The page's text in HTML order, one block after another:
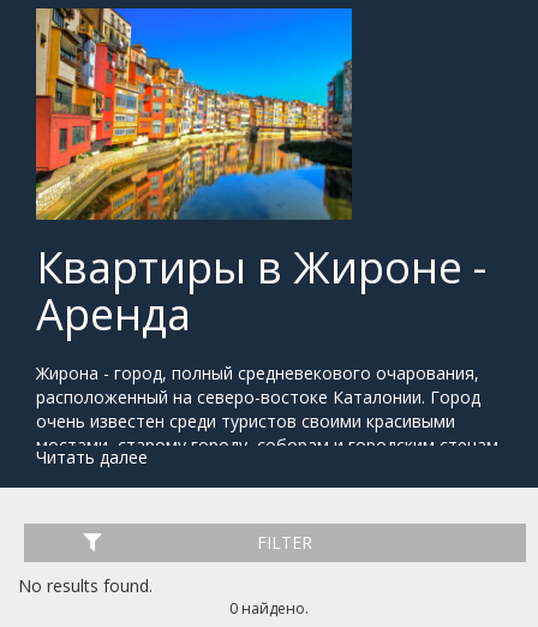
Квартиры в Жироне -
Аренда
Жирона - город, полный средневекового очарования,
расположенный на северо-востоке Каталонии. Город
очень известен среди туристов своими красивыми
мостами, старому городу, соборам и городским стенам.
Старый город расположен на западной стороне реки и
более современная часть на стороне востока. В
хорошо связан с поездами и имеет свой собственный
аэропорт.который связан со многими европейскими
городами. Если вы находитесь в Жироне,то Барселона
находится всего в часе езды на поезде.
Читать далее
FILTER
No results found.
0 найдено.